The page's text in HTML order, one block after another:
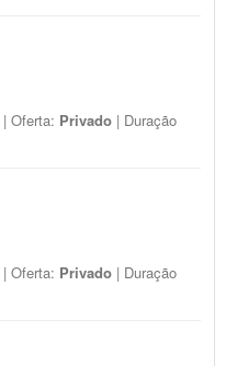
| Oferta: Privado | Duração
| Oferta: Privado | Duração